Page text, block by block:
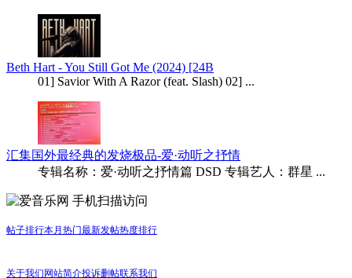
Beth Hart - You Still Got Me (2024) [24B
01] Savior With A Razor (feat. Slash) 02] ...
汇集国外最经典的发烧极品-爱·动听之抒情
专辑名称：爱·动听之抒情篇 DSD 专辑艺人：群星 ...
手机扫描访问
帖子排行本月热门最新发帖热度排行
关于我们 网站简介投诉删帖联系我们